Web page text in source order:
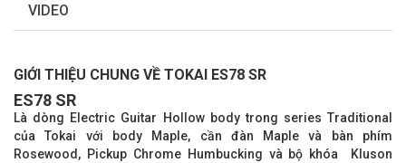
VIDEO
GIỚI THIỆU CHUNG VỀ TOKAI ES78 SR
ES78 SR
Là dòng Electric Guitar Hollow body trong series Traditional
của Tokai với body Maple, cần đàn Maple và bàn phím
Rosewood, Pickup Chrome Humbucking và bộ khóa Kluson